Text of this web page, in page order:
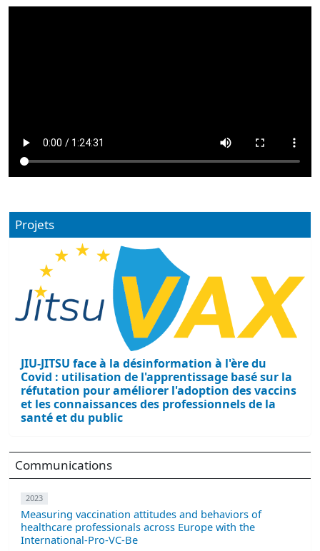
Projets
JIU-JITSU face à la désinformation à l'ère du
Covid : utilisation de l'apprentissage basé sur la
réfutation pour améliorer l'adoption des vaccins
et les connaissances des professionnels de la
santé et du public
Communications
2023
Measuring vaccination attitudes and behaviors of
healthcare professionals across Europe with the
International-Pro-VC-Be